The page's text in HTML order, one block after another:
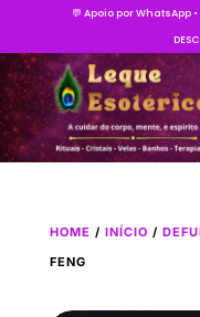
💬 Apoio por WhatsApp •
HOME / INÍCIO /
FENG